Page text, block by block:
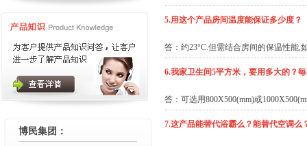
博民集团：
5.用这个产品房间温度能保证多少度？
答：约23°C.但需结合房间的保温性能
6.我家卫生间5平方米，要用多大的？
答：可选用800X500(mm)或
7.这产品能替代浴霸么？能替代空调么